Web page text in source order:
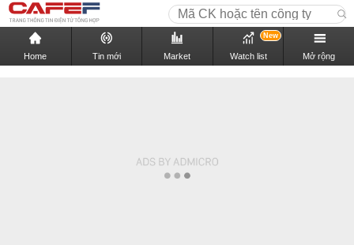
Home Tin mới Market Watch list
New
Mở rộng